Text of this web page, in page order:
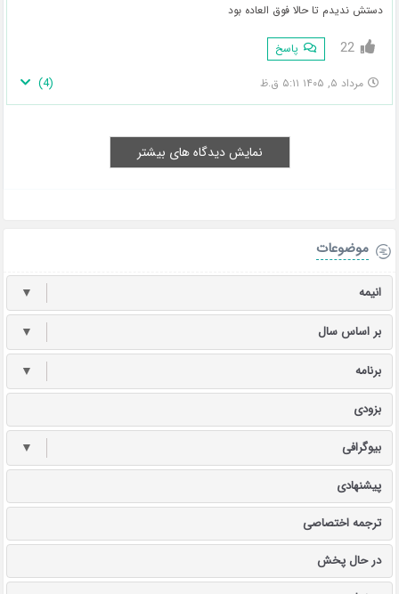
دستش ندیدم تا حالا فوق العاده بود
22 پاسخ
مرداد ۵, ۱۴۰۵ ۵:۱۱ ق.ظ (
4
)
نمایش دیدگاه های بیشتر
موضوعات
انیمه ▼
بر اساس سال ▼
برنامه ▼
بزودی
بیوگرافی ▼
پیشنهادی
ترجمه اختصاصی
در حال پخش